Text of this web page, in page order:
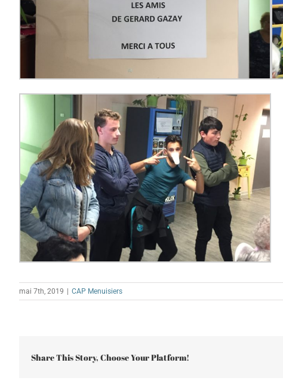
mai 7th, 2019 CAP Menuisiers
Share This Story, Choose Your Platform!